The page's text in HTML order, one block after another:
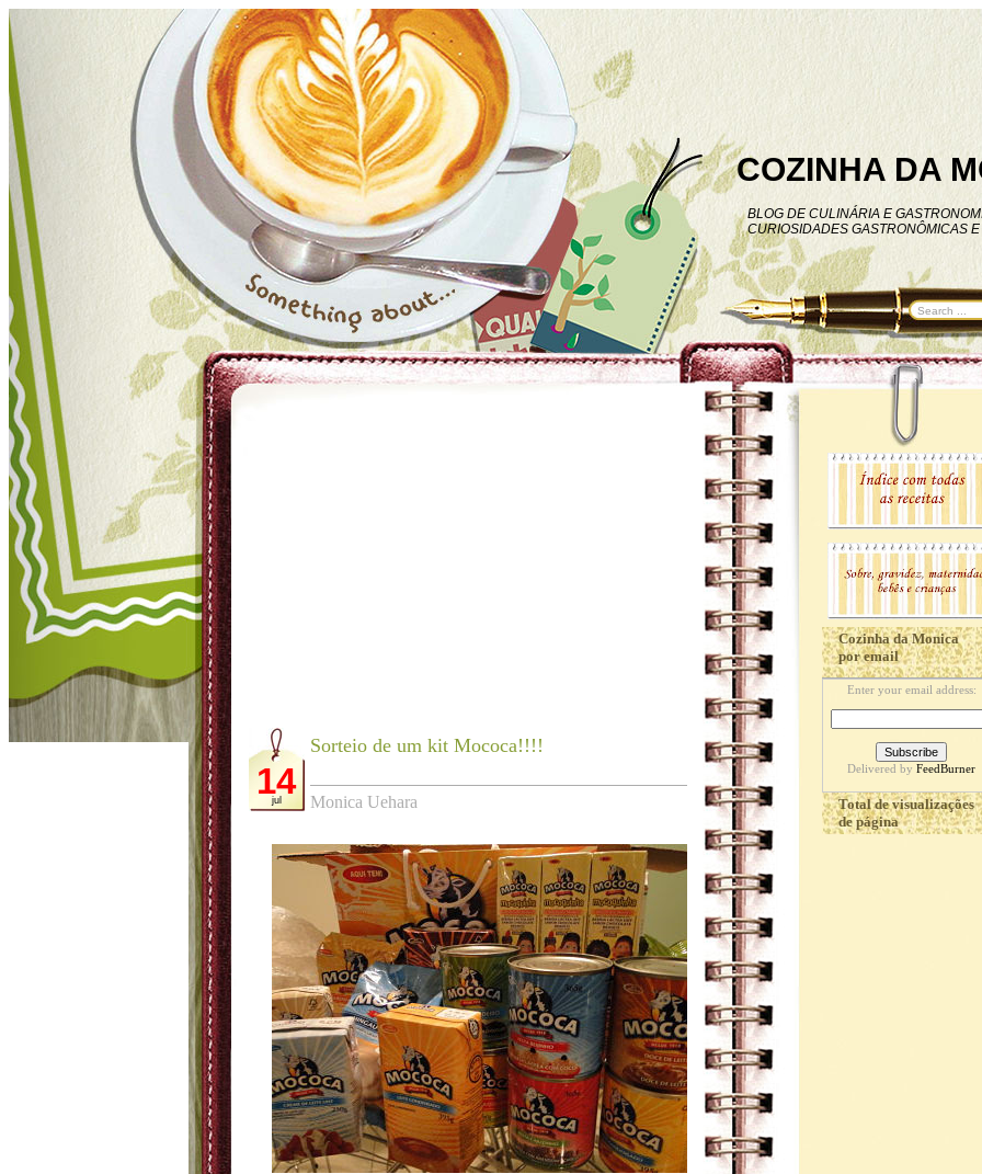
COZINHA DA
BLOG DE CULINÁRIA E
CURIOSIDADES GASTRONÔMICAS
14
jul
Sorteio de um kit Mococa!!!!
Monica Uehara
Cozinha da Monica
por email
Enter your email address:
Delivered by FeedBurner
Total de visualizações
de página